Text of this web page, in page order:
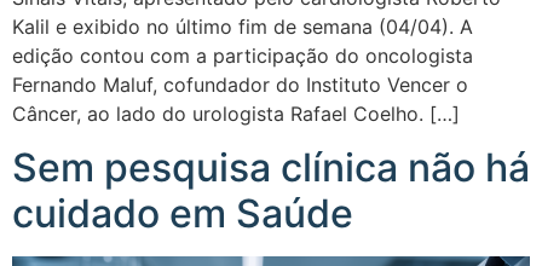
Kalil e exibido no último fim de semana (04/04). A
edição contou com a participação do oncologista
Fernando Maluf, cofundador do Instituto Vencer o
Câncer, ao lado do urologista Rafael Coelho. […]
Sem pesquisa clínica não há
cuidado em Saúde